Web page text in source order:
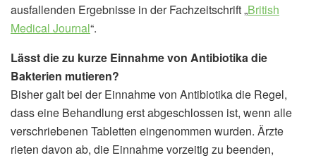
ausfallenden Ergebnisse in der Fachzeitschrift „British
Medical Journal“.
Lässt die zu kurze Einnahme von Antibiotika die
Bakterien mutieren?
Bisher galt bei der Einnahme von Antibiotika die Regel,
dass eine Behandlung erst abgeschlossen ist, wenn alle
verschriebenen Tabletten eingenommen wurden. Ärzte
rieten davon ab, die Einnahme vorzeitig zu beenden,